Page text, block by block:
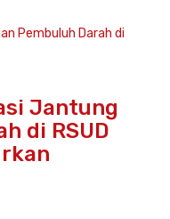
Jantung
di RSUD